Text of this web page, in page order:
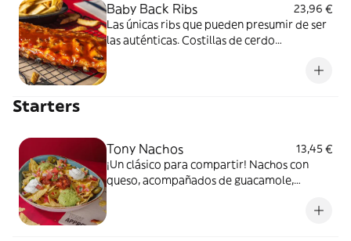
Baby Back Ribs
23,96 €
Las únicas ribs que pueden presumir de ser
las auténticas. Costillas de cerdo
de preparación... Tú solo elige la salsa: BBQ,
Starters
Tony Nachos
13,45 €
¡Un clásico para compartir! Nachos con
queso, acompañados de guacamole,